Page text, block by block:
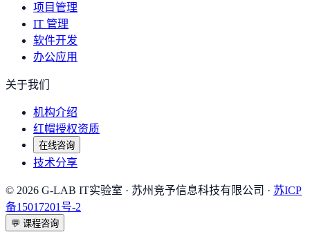
项目管理
IT 管理
软件开发
办公应用
关于我们
机构介绍
红帽授权资质
在线咨询
技术分享
© 2026 G-LAB IT实验室 · 苏州竞予信息科技有限公司 · 苏ICP
备15017201号-2
💬 课程咨询